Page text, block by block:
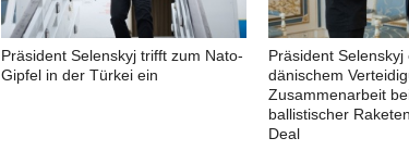
Präsident Selenskyj trifft zum Nato-
Gipfel in der Türkei ein
Präsident
dänischem
Zusammenarbeit
ballistischer
Deal